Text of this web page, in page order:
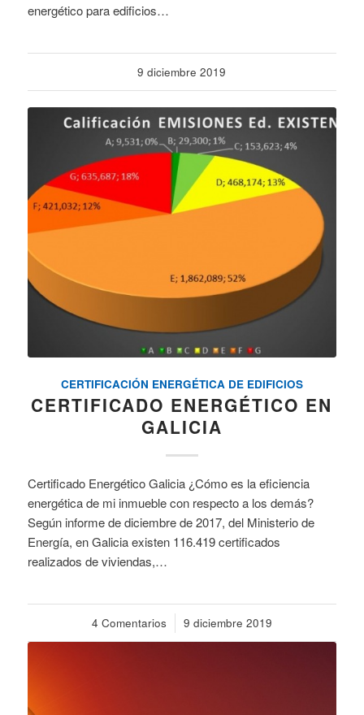
energético para edificios…
9 diciembre 2019
CERTIFICACIÓN ENERGÉTICA DE EDIFICIOS
CERTIFICADO ENERGÉTICO EN
GALICIA
Certificado Energético Galicia ¿Cómo es la eficiencia
energética de mi inmueble con respecto a los demás?
Según informe de diciembre de 2017, del Ministerio de
Energía, en Galicia existen 116.419 certificados
realizados de viviendas,…
4 Comentarios
/ 9 diciembre 2019